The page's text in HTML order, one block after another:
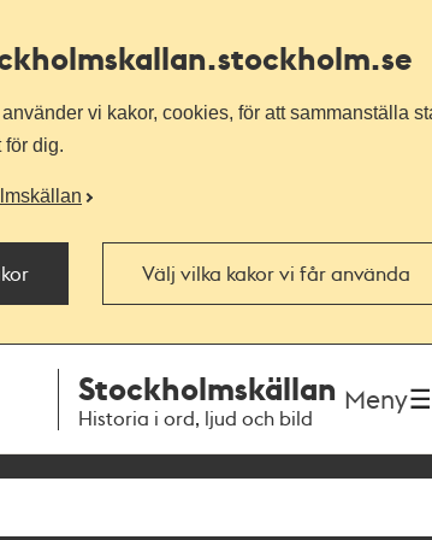
.stockholm.se
vi kakor, cookies, för att sammanställa
för dig.
Välj vilka kakor vi får använda
Stockholmskällan
Historia i ord, ljud och bild
Meny